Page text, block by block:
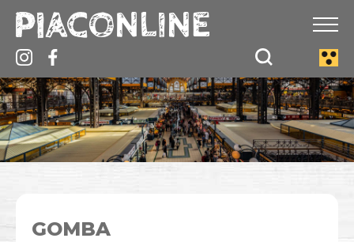
GOMBA